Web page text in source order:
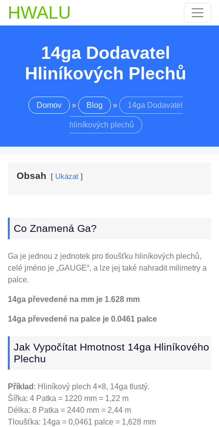
HWALU
14ga Dodavatel
Hliníkových Plechů
Domov » Blog » 14ga Dodavatel
hliníkových plechů
Obsah Ukázat
Co Znamená Ga?
Ga je jednou z jednotek pro tloušťku hliníkových plechů,
celé jméno je „GAUGE“, a lze jej také nahradit milimetry a
palce.
14ga převedené na mm je 1.628 mm
14ga převedené na palce je 0.0461 palce
Jak Vypočítat Hmotnost 14ga Hliníkového
Plechu
Příklad : Hliníkový plech 4×8, 14ga tlustý.
Šířka: 4 Patka = 1220 mm = 1,22 m
Délka: 8 Patka = 2440 mm = 2,44 m
Tloušťka: 14ga = 0,0461 palce = 1,628 mm